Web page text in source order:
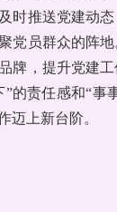
时推送党建动
党员群众的阵
牌，提升党建
”的责任感和“事
迈上新台阶。